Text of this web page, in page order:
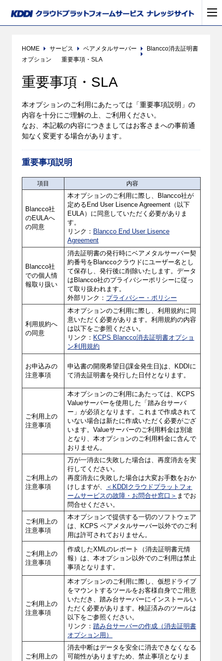
HOME サービス ベアメタルサーバー
Blancco消去証明書
オプション
重要事項・SLA
重要事項・SLA
本オプションのご利用にあたっては「重要事項説明」の
内容を十分にご理解の上、ご利用ください。
なお、本記載の内容につきましてはお客さまへの事前通
知なく変更する場合があります。
重要事項説明
項目 内容
Blancco社
のEULAへ
の同意
本オプションのご利用に際し、Blancco社が
定めるEnd User Lisence Agreement（以下
EULA）に同意していただく必要がありま
す。
リンク： Blancco End User Lisence
Agreement
Blancco社
での個人情
報取り扱い
消去証明書の発行時にベアメタルサーバー契
約番号をBlanccoクラウドにユーザー名とし
て保存し、発行後に削除いたします。データ
はBlancco社のプライバシーポリシーに従っ
て取り扱われます。
外部リンク： プライバシー・ポリシー
利用規約へ
の同意
本オプションのご利用に際し、利用規約に同
意いただく必要があります。利用規約の内容
は以下をご参照ください。
リンク： KCPS Blancco消去証明書オプショ
ン利用規約
お申込みの
注意事項
申込書の開廃希望日(課金発生日)は、KDDIに
て消去証明書を発行した日付となります。
ご利用上の
注意事項
本オプションのご利用にあたっては、KCPS
Valueサーバーを使用した「踏み台サーバ
ー」が必須となります。これまで作成されて
いない場合は新たに作成いただく必要がござ
います。Valueサーバーのご利用料金は別途
となり、本オプションのご利用料金に含んで
おりません。
ご利用上の
注意事項
万が一消去に失敗した場合は、再度消去を実
行してください。
再度消去に失敗した場合は大変お手数をおか
けしますが、
＜KDDIクラウドプラットフォ
ームサービスの故障・お問合せ窓口＞ までお
問合せください。
ご利用上の
注意事項
本オプションで提供する一切のソフトウェア
は、KCPS ベアメタルサーバー以外でのご利
用は許可されておりません。
ご利用上の
注意事項
作成したXMLのレポート（消去証明書元情
報）は、本オプション以外でのご利用は禁止
事項となります。
ご利用上の
注意事項
本オプションのご利用に際し、仮想ドライブ
をマウントするツールをお客様自身でご用意
いただき、踏み台サーバーにインストールい
ただく必要があります。検証済みのツールは
以下をご参照ください。
リンク：踏み台サーバーの作成（消去証明書
オプション用）
ご利用上の
消去中断はデータを安全に消去できなくなる
可能性がありますため、禁止事項となりま